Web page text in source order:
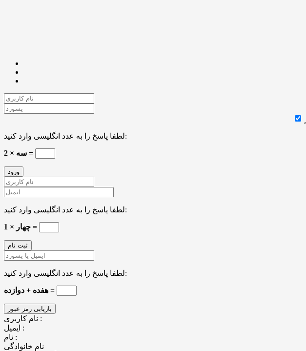
لطفا پاسخ را به عدد انگلیسی وارد کنید:
سه × 2 =
لطفا پاسخ را به عدد انگلیسی وارد کنید:
چهار × 1 =
لطفا پاسخ را به عدد انگلیسی وارد کنید:
هفده + دوازده =
نام کاربری :
ایمیل :
نام :
نام خانوادگی